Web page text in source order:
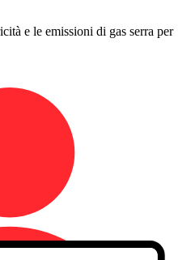
e le emissioni di gas serra per